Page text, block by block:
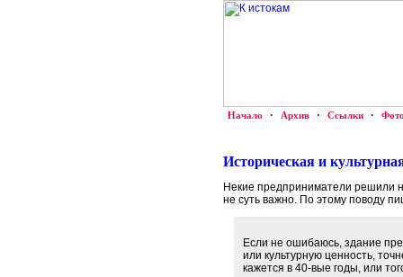
Начало · Архив · Ссылки ·
Историческая и
Некие предприниматели решили
не суть важно. По этому поводу
Если не ошибаюсь, здание
или культурную ценность,
кажется в 40-вые годы, или